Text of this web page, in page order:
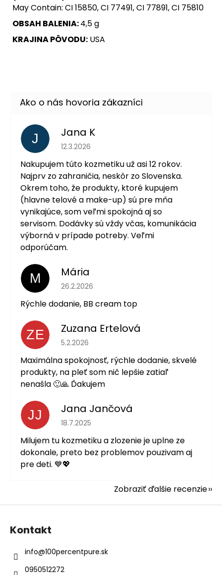
May Contain: CI 15850, CI 77491, CI 77891, CI 75810
OBSAH BALENIA:4,5 g
KRAJINA PÔVODU: USA
J Jana K
Hodnotenie obchodu je 5 z 5 hviezdičiek.
12.3.2026
Nakupujem túto kozmetiku už asi 12 rokov.
Najprv zo zahraničia, neskôr zo Slovenska.
Okrem toho, že produkty, ktoré kupujem
(hlavne telové a make-up) sú pre mňa
vynikajúce, som veľmi spokojná aj so
servisom. Dodávky sú vždy včas, komunikácia
výborná v prípade potreby. Veľmi
odporúčam.
M Mária
Hodnotenie obchodu je 5 z 5 hviezdičiek.
26.2.2026
Rýchle dodanie, BB cream top
ZE Zuzana Ertelová
Hodnotenie obchodu je 5 z 5 hviezdičiek.
5.2.2026
Maximálna spokojnosť, rýchle dodanie, skvelé
produkty, na pleť som nič lepšie zatiaľ
nenašla 🙂🙏 Ďakujem
JJ Jana Jančová
Hodnotenie obchodu je 5 z 5 hviezdičiek.
18.7.2025
Milujem tu kozmetiku a zlozenie je uplne ze
dokonale, preto bez problemov pouzivam aj
pre deti. 💙💖
Zobraziť ďalšie recenzie
Z
Kontakt
info@100percentpure.sk
0950512272